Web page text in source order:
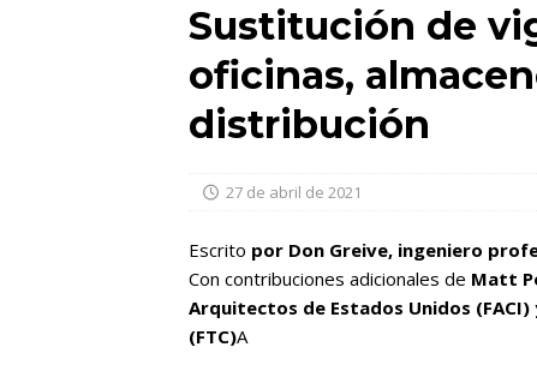
Sustitución de
oficinas,
distribución
27 de abril de 2021
Escrito por Don Greive, ingeniero
Con contribuciones adicionales de Matt
Arquitectos de Estados Unidos
(FTC)A